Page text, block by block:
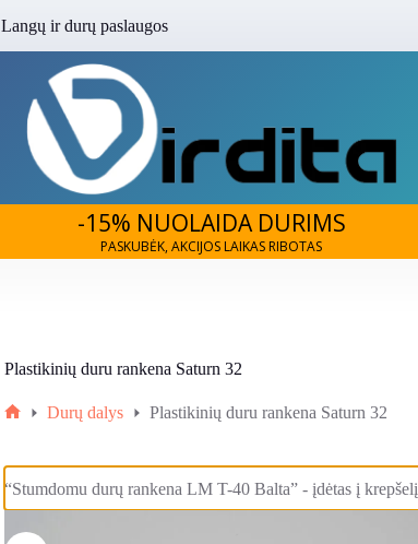
Langų ir durų paslaugos
-15% NUOLAIDA DURIMS
PASKUBĖK, AKCIJOS LAIKAS RIBOTAS
Plastikinių duru rankena Saturn 32
Durų dalys Plastikinių duru rankena Saturn 32
“Stumdomu durų rankena LM T-40 Balta” - įdėtas į krepšelį